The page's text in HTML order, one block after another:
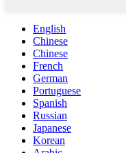
English
Chinese
Chinese
French
German
Portuguese
Spanish
Russian
Japanese
Korean